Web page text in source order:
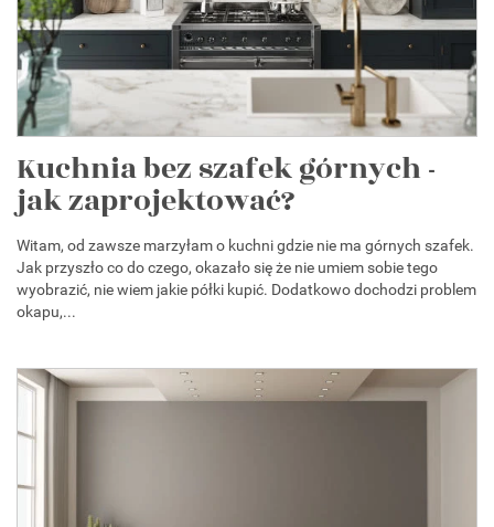
Kuchnia bez szafek górnych -
jak zaprojektować?
Witam, od zawsze marzyłam o kuchni gdzie nie ma górnych szafek.
Jak przyszło co do czego, okazało się że nie umiem sobie tego
wyobrazić, nie wiem jakie półki kupić. Dodatkowo dochodzi problem
okapu,...